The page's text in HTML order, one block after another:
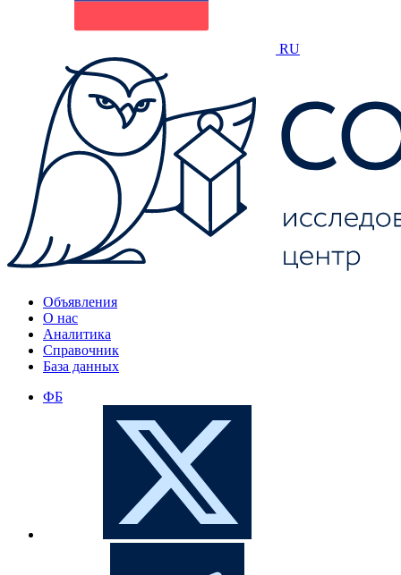
RU
Объявления
О нас
Аналитика
Справочник
База данных
ФБ